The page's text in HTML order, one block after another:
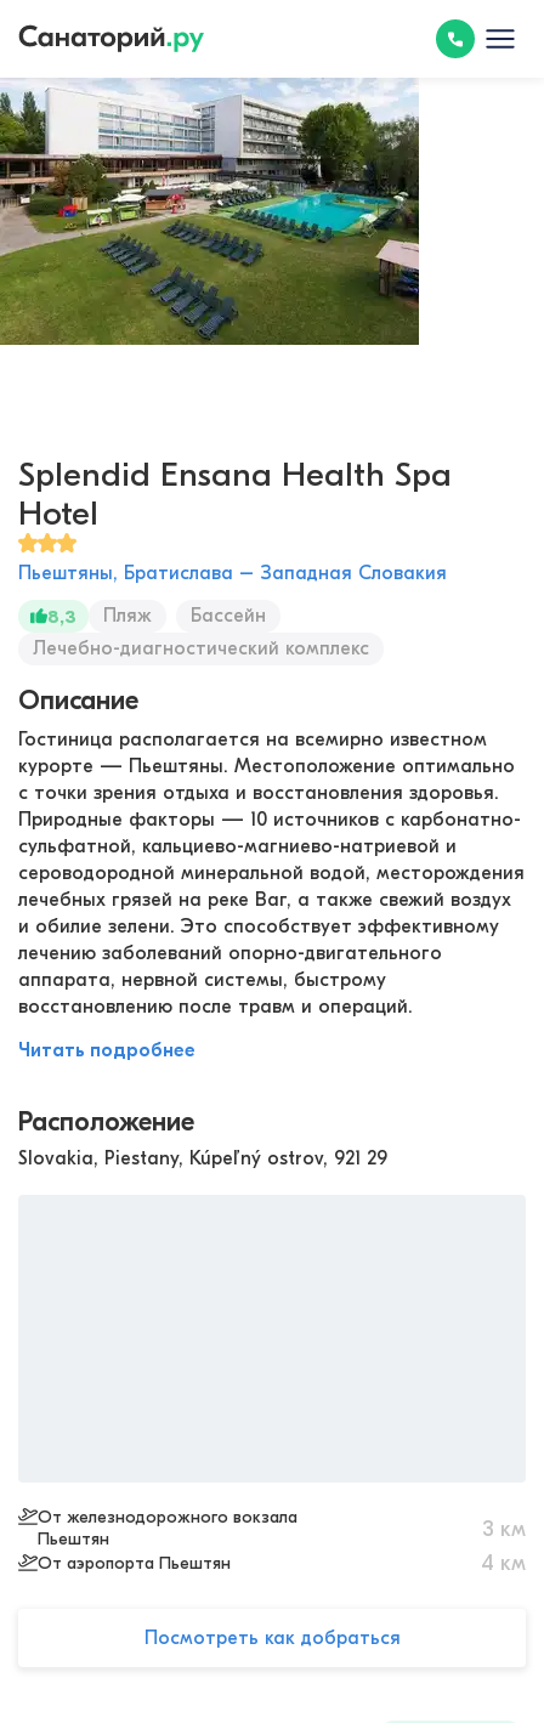
Splendid Ensana Health Spa
Hotel
Пьештяны, Братислава – Западная Словакия
8,3
Пляж
Бассейн
Лечебно-диагностический комплекс
Описание
Гостиница располагается на всемирно известном
курорте — Пьештяны. Местоположение оптимально
с точки зрения отдыха и восстановления здоровья.
Природные факторы — 10 источников с карбонатно-
сульфатной, кальциево-магниево-натриевой и
сероводородной минеральной водой, месторождения
лечебных грязей на реке Ваг, а также свежий воздух
и обилие зелени. Это способствует эффективному
лечению заболеваний опорно-двигательного
аппарата, нервной системы, быстрому
восстановлению после травм и операций.
Читать подробнее
Расположение
Slovakia, Piestany, Kúpeľný ostrov, 921 29
От железнодорожного вокзала
Пьештян
3 км
От аэропорта Пьештян 4 км
Посмотреть как добраться